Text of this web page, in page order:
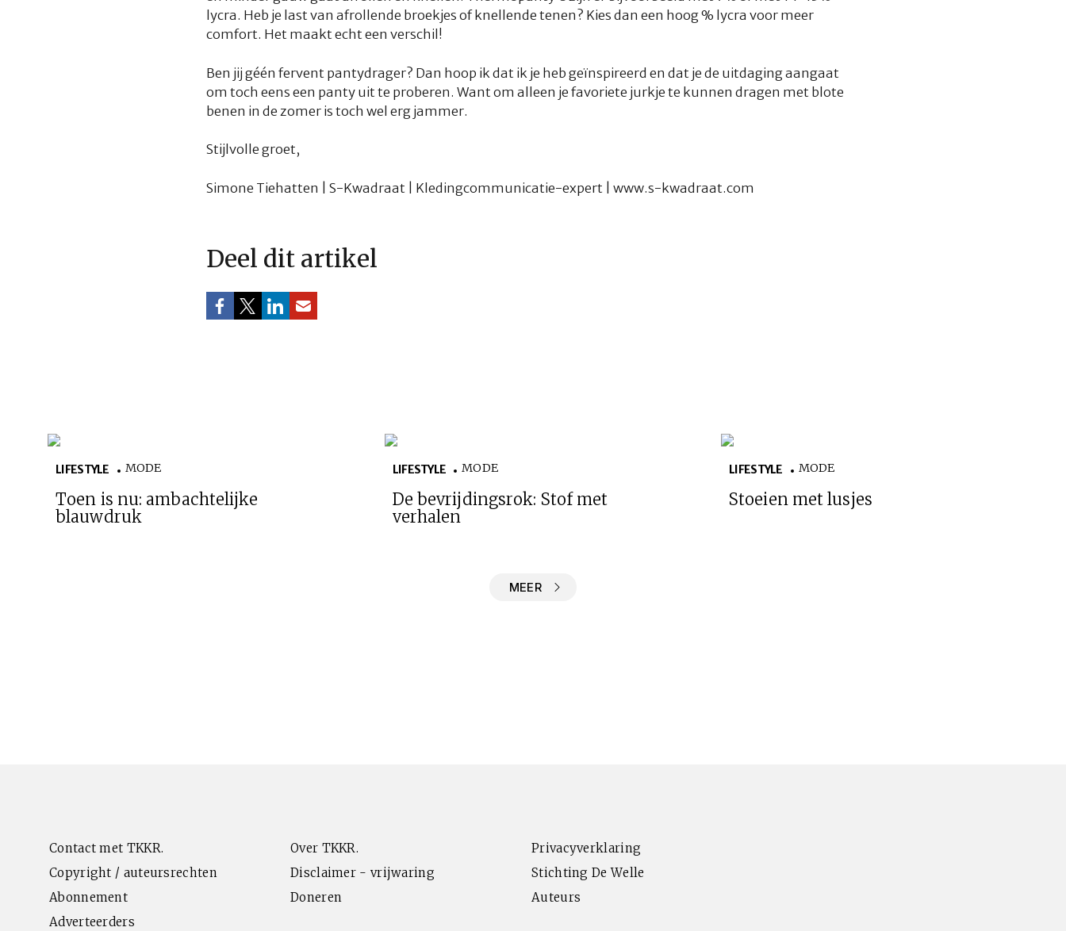
lycra. Heb je last van afrollende broekjes of knellende tenen? Kies dan een hoog % lycra voor meer
comfort. Het maakt echt een verschil!
Ben jij géén fervent pantydrager? Dan hoop ik dat ik je heb geïnspireerd en dat je de uitdaging aangaat
om toch eens een panty uit te proberen. Want om alleen je favoriete jurkje te kunnen dragen met blote
benen in de zomer is toch wel erg jammer.
Stijlvolle groet,
Simone Tiehatten | S-Kwadraat | Kledingcommunicatie-expert | www.s-kwadraat.com
Deel dit artikel
LIFESTYLE MODE
Toen is nu: ambachtelijke
blauwdruk
LIFESTYLE MODE
De bevrijdingsrok: Stof met
verhalen
LIFESTYLE MODE
Stoeien met lusjes
MEER
Contact met TKKR. Over TKKR.
Privacyverklaring
Copyright / auteursrechten
Disclaimer - vrijwaring
Stichting De Welle
Abonnement
Doneren
Auteurs
Adverteerders